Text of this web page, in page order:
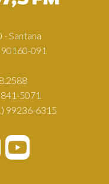
- Santana
091
5071
99236-6315